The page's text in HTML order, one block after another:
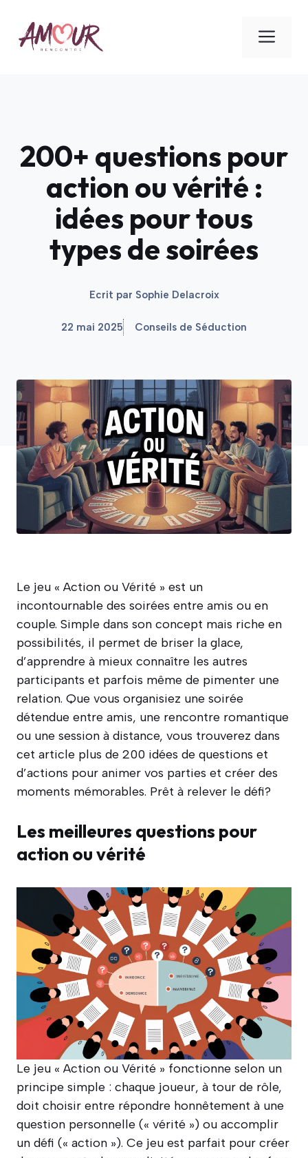
contenu
200+ questions pour
action ou vérité :
idées pour tous
types de soirées
Ecrit par Sophie Delacroix
22 mai 2025 Conseils de Séduction
Le jeu « Action ou Vérité » est un
incontournable des soirées entre amis ou en
couple. Simple dans son concept mais riche en
possibilités, il permet de briser la glace,
d’apprendre à mieux connaître les autres
participants et parfois même de pimenter une
relation. Que vous organisiez une soirée
détendue entre amis, une rencontre romantique
ou une session à distance, vous trouverez dans
cet article plus de 200 idées de questions et
d’actions pour animer vos parties et créer des
moments mémorables. Prêt à relever le défi?
Les meilleures questions pour
action ou vérité
Le jeu « Action ou Vérité » fonctionne selon un
principe simple : chaque joueur, à tour de rôle,
doit choisir entre répondre honnêtement à une
question personnelle (« vérité ») ou accomplir
un défi (« action »). Ce jeu est parfait pour créer